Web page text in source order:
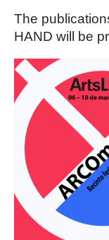
The
HAND will be